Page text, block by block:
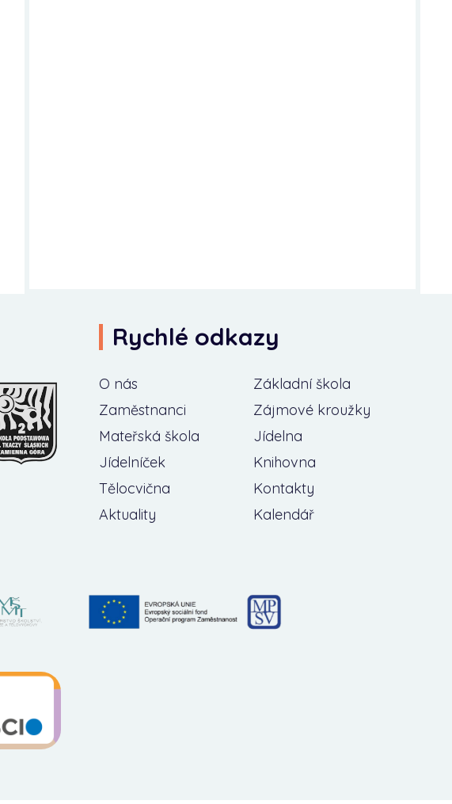
Rychlé odkazy
O nás
Základní škola
Zaměstnanci
Zájmové kroužky
Mateřská škola
Jídelna
Jídelníček
Knihovna
Tělocvična
Kontakty
Aktuality
Kalendář